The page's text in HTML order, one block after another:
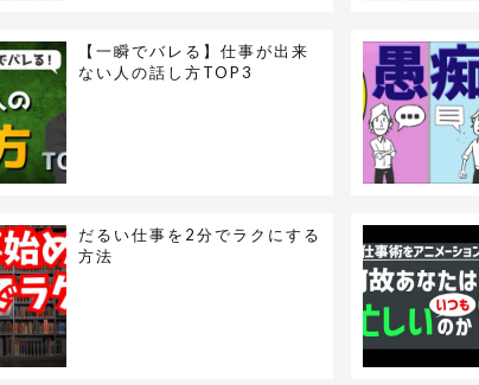
【一瞬でバレる】仕事が出来
ない人の話し方TOP3
だるい仕事を2分でラクにする
方法